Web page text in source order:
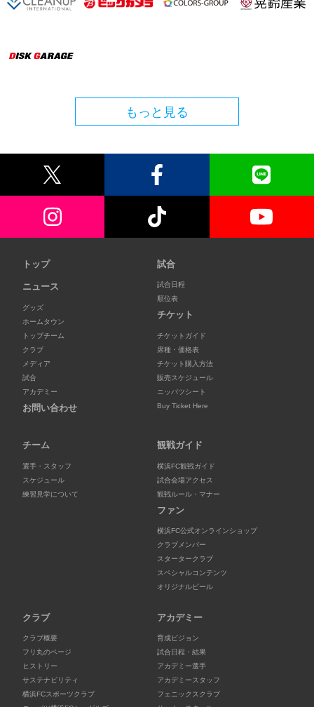
もっと見る
トップ
ニュース
グッズ
ホームタウン
トップチーム
クラブ
メディア
試合
アカデミー
お問い合わせ
試合
試合日程
順位表
チケット
チケットガイド
席種・価格表
チケット購入方法
販売スケジュール
ニッパツシート
Buy Ticket Here
チーム
選手・スタッフ
スケジュール
練習見学について
観戦ガイド
横浜FC観戦ガイド
試合会場アクセス
観戦ルール・マナー
ファン
横浜FC公式オンラインショップ
クラブメンバー
スタータークラブ
スペシャルコンテンツ
オリジナルビール
クラブ
クラブ概要
フリ丸のページ
ヒストリー
サステナビリティ
横浜FCスポーツクラブ
アカデミー
育成ビジョン
試合日程・結果
アカデミー選手
アカデミースタッフ
フェニックスクラブ